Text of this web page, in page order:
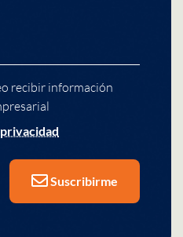
recibir información
Suscribirme